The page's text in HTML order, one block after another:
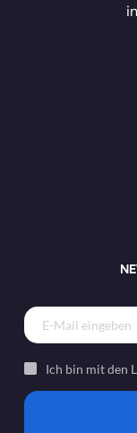
Ich bin mit den